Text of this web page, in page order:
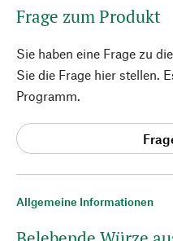
Allgemeine Informationen
Frage zum Produkt
Sie haben eine Frage zu
Sie die Frage hier stellen.
Programm.